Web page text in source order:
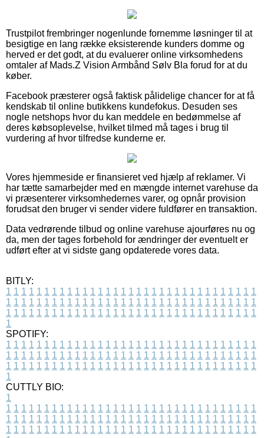
Trustpilot frembringer nogenlunde fornemme løsninger til at
besigtige en lang række eksisterende kunders domme og
herved er det godt, at du evaluerer online virksomhedens
omtaler af Mads.Z Vision Armbånd Sølv Bla forud for at du
køber.
Facebook præsterer også faktisk pålidelige chancer for at få
kendskab til online butikkens kundefokus. Desuden ses
nogle netshops hvor du kan meddele en bedømmelse af
deres købsoplevelse, hvilket tilmed må tages i brug til
vurdering af hvor tilfredse kunderne er.
Vores hjemmeside er finansieret ved hjælp af reklamer. Vi
har tætte samarbejder med en mængde internet varehuse da
vi præsenterer virksomhedernes varer, og opnår provision
forudsat den bruger vi sender videre fuldfører en transaktion.
Data vedrørende tilbud og online varehuse ajourføres nu og
da, men der tages forbehold for ændringer der eventuelt er
udført efter at vi sidste gang opdaterede vores data.
BITLY:
1 1 1 1 1 1 1 1 1 1 1 1 1 1 1 1 1 1 1 1 1 1 1 1 1 1 1 1 1 1 1 1 1
1 1 1 1 1 1 1 1 1 1 1 1 1 1 1 1 1 1 1 1 1 1 1 1 1 1 1 1 1 1 1 1 1
1 1 1 1 1 1 1 1 1 1 1 1 1 1 1 1 1 1 1 1 1 1 1 1 1 1 1 1 1 1 1 1 1
1
SPOTIFY:
1 1 1 1 1 1 1 1 1 1 1 1 1 1 1 1 1 1 1 1 1 1 1 1 1 1 1 1 1 1 1 1 1
1 1 1 1 1 1 1 1 1 1 1 1 1 1 1 1 1 1 1 1 1 1 1 1 1 1 1 1 1 1 1 1 1
1 1 1 1 1 1 1 1 1 1 1 1 1 1 1 1 1 1 1 1 1 1 1 1 1 1 1 1 1 1 1 1 1
1
CUTTLY BIO:
1
1 1 1 1 1 1 1 1 1 1 1 1 1 1 1 1 1 1 1 1 1 1 1 1 1 1 1 1 1 1 1 1 1
1 1 1 1 1 1 1 1 1 1 1 1 1 1 1 1 1 1 1 1 1 1 1 1 1 1 1 1 1 1 1 1 1
1 1 1 1 1 1 1 1 1 1 1 1 1 1 1 1 1 1 1 1 1 1 1 1 1 1 1 1 1 1 1 1 1